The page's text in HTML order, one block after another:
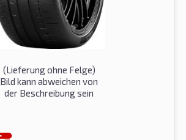
(Lieferung ohne Felge)
Bild kann abweichen von
der Beschreibung sein